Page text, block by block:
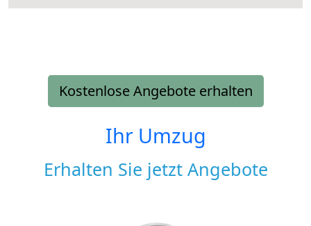
Kostenlose Angebote erhalten
Ihr Umzug
Erhalten Sie jetzt Angebote